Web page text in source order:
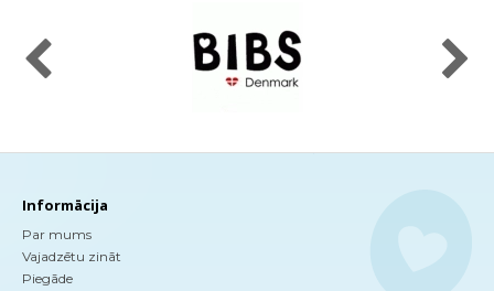
Informācija
Par mums
Vajadzētu zināt
Piegāde